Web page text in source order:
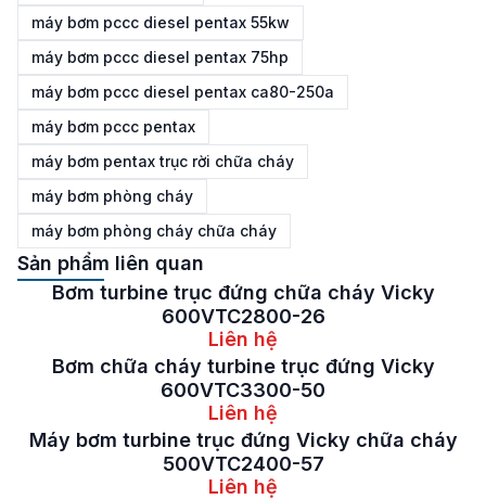
máy bơm pccc diesel pentax 55kw
máy bơm pccc diesel pentax 75hp
máy bơm pccc diesel pentax ca80-250a
máy bơm pccc pentax
máy bơm pentax trục rời chữa cháy
máy bơm phòng cháy
máy bơm phòng cháy chữa cháy
Sản phẩm liên quan
Bơm turbine trục đứng chữa cháy Vicky
600VTC2800-26
Liên hệ
Bơm chữa cháy turbine trục đứng Vicky
600VTC3300-50
Liên hệ
Máy bơm turbine trục đứng Vicky chữa cháy
500VTC2400-57
Liên hệ